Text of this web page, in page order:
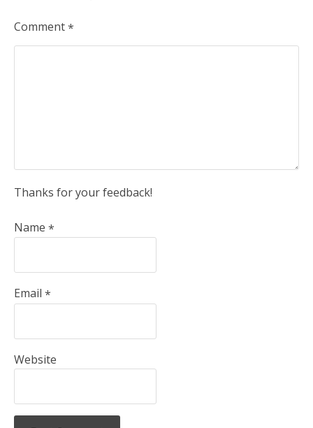
Comment*
Thanks for your feedback!
Name *
Email *
Website